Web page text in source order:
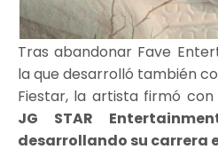
Tras abandonar Fave
la que desarrolló también
Fiestar, la artista firmó con
JG STAR
desarrollando su carrera